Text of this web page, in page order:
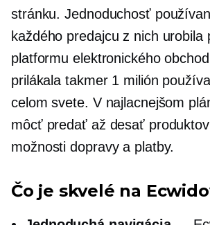
stránku. Jednoduchosť
každého predajcu z nich urobila
platformu elektronického
prilákala takmer 1 milión
celom svete. V najlacnejšom
môcť predať až desať
možnosti dopravy a platby.
Čo je skvelé na